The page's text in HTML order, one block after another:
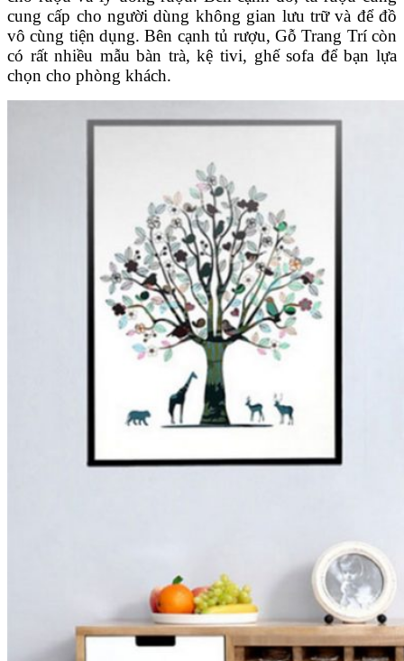
cung cấp cho người dùng không gian lưu trữ và để đồ
vô cùng tiện dụng. Bên cạnh tủ rượu, Gỗ Trang Trí còn
có rất nhiều mẫu bàn trà, kệ tivi, ghế sofa để bạn lựa
chọn cho phòng khách.